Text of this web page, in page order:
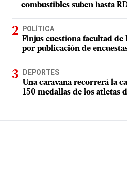
combustibles suben hasta
POLÍTICA
Finjus cuestiona facultad de
por publicación de
DEPORTES
Una caravana recorrerá la
150 medallas de los atletas